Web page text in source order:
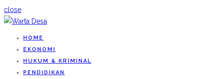
close
HOME
EKONOMI
HUKUM & KRIMINAL
PENDIDIKAN